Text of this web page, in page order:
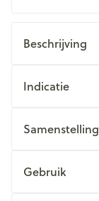
Beschrijving
Indicatie
Samenstelling
Gebruik